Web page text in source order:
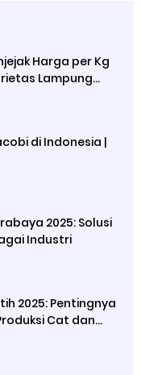
Harga per Kg
Lampung
di Indonesia |
2025: Solusi
Industri
2025: Pentingnya
Cat dan
Penyaring